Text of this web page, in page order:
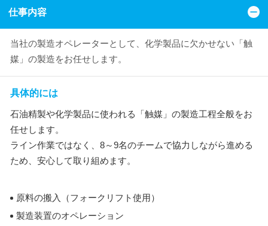
仕事内容
当社の製造オペレーターとして、化学製品に欠かせない「触
媒」の製造をお任せします。
具体的には
石油精製や化学製品に使われる「触媒」の製造工程全般をお
任せします。
ライン作業ではなく、8～9名のチームで協力しながら進める
ため、安心して取り組めます。
原料の搬入（フォークリフト使用）
製造装置のオペレーション